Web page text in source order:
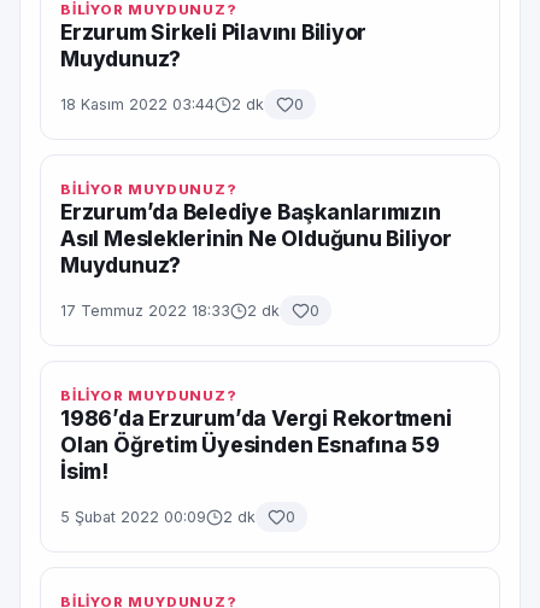
BİLİYOR MUYDUNUZ?
Erzurum Sirkeli Pilavını Biliyor
Muydunuz?
18 Kasım 2022 03:44 2 dk 0
BİLİYOR MUYDUNUZ?
Erzurum’da Belediye Başkanlarımızın
Asıl Mesleklerinin Ne Olduğunu Biliyor
Muydunuz?
17 Temmuz 2022 18:33 2 dk 0
BİLİYOR MUYDUNUZ?
1986’da Erzurum’da Vergi Rekortmeni
Olan Öğretim Üyesinden Esnafına 59
İsim!
5 Şubat 2022 00:09 2 dk 0
BİLİYOR MUYDUNUZ?